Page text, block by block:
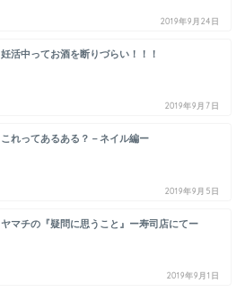
2019年9月24日
妊活中ってお酒を断りづらい！！！
2019年9月7日
これってあるある？－ネイル編ー
2019年9月5日
ヤマチの『疑問に思うこと』ー寿司店にてー
2019年9月1日